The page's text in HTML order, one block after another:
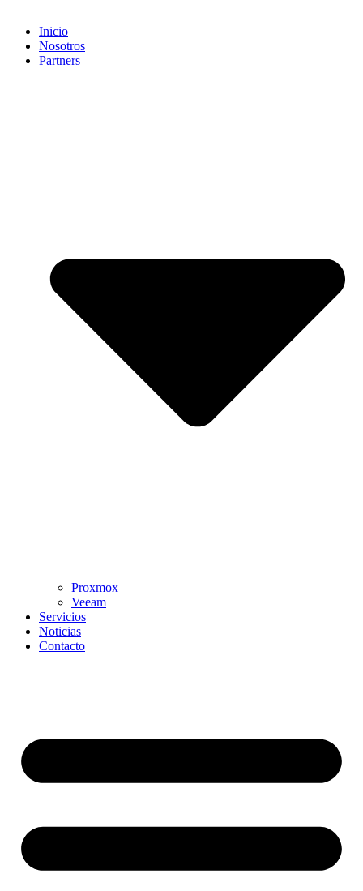
Inicio
Nosotros
Partners
Proxmox
Veeam
Servicios
Noticias
Contacto